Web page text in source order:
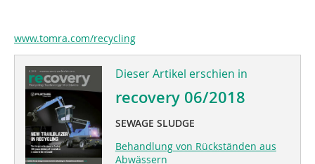
www.tomra.com/recycling
Dieser Artikel erschien in
recovery 06/2018
SEWAGE SLUDGE
Behandlung von Rückständen aus
Abwässern